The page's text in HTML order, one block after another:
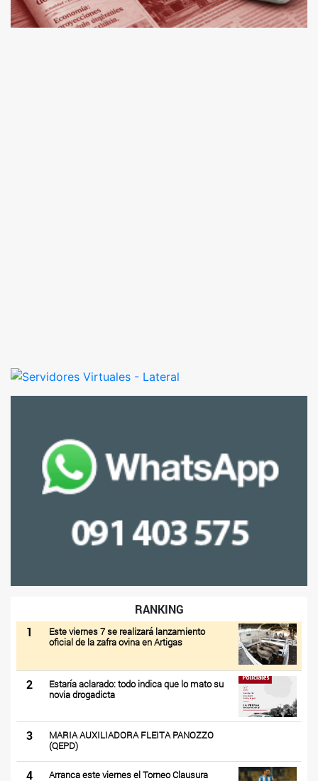
RANKING
1
Este viernes 7 se realizará lanzamiento
oficial de la zafra ovina en Artigas
2
Estaría aclarado: todo indica que lo mato su
novia drogadicta
3
MARIA AUXILIADORA FLEITA PANOZZO
(QEPD)
4 Arranca este viernes el Torneo Clausura